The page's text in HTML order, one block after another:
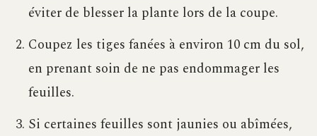
éviter de blesser la plante lors de la coupe.
Coupez les tiges fanées à environ 10 cm du sol,
en prenant soin de ne pas endommager les
feuilles.
Si certaines feuilles sont jaunies ou abîmées,